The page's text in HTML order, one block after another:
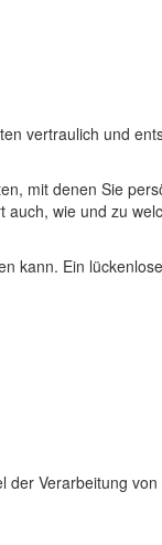
vertraulich und
mit denen Sie
wie und zu
kann. Ein
der Verarbeitung